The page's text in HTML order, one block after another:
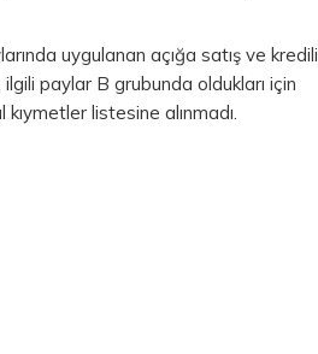
uygulanan açığa satış ve kredili
ilgili paylar B grubunda oldukları için
listesine alınmadı.